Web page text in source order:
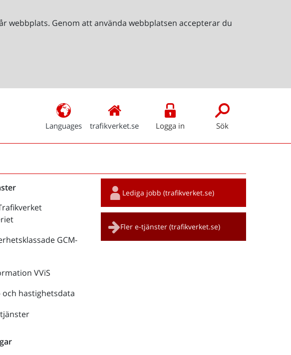
Genom att använda webbplatsen accepterar du
Languages trafikverket.se Logga in Sök
GCM-
VViS
och hastighetsdata
Snabblänkar
Lediga jobb (trafikverket.se)
Fler e-tjänster (trafikverket.se)